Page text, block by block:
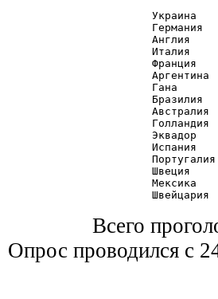
Украина
Англия
Италия
Франция
Гана
Эквадор
Испания
Швеция
Мексика
Всего
Опрос проводился с